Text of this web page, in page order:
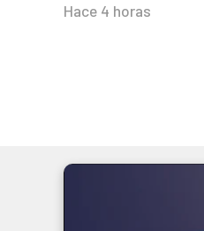
Hace 4 horas